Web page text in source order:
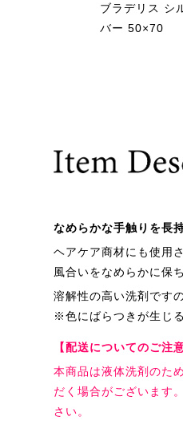
ブラデリス シ
バー 50×70
なめらかな手触りを長
ヘアケア商材にも使用
風合いをなめらかに保
溶解性の高い洗剤です
※色にばらつきが生じ
【配送についてのご注意
本商品は液体洗剤のた
だく場合がございます
さい。